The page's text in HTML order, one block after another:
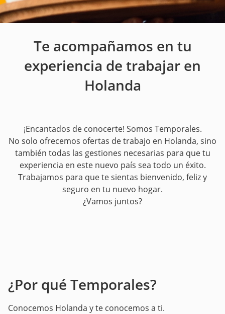
Te acompañamos en tu
experiencia de trabajar en
Holanda
¡Encantados de conocerte! Somos Temporales.
No solo ofrecemos ofertas de trabajo en Holanda, sino
también todas las gestiones necesarias para que tu
experiencia en este nuevo país sea todo un éxito.
Trabajamos para que te sientas bienvenido, feliz y
seguro en tu nuevo hogar.
¿Vamos juntos?
¿Por qué Temporales?
Conocemos Holanda y te conocemos a ti.